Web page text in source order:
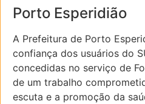
Porto Esperidião
A Prefeitura de Porto
confiança dos usuários do
concedidas no serviço de
de um trabalho
escuta e a promoção da